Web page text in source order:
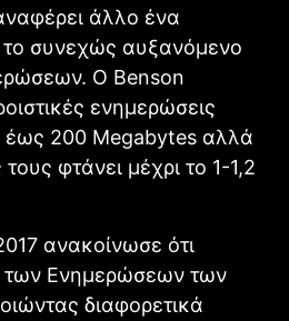
άλλο ένα
το συνεχώς αυξανόμενο
Ο Benson
ενημερώσεις
έως 200 Megabytes αλλά
φτάνει μέχρι το 1-1,2
ανακοίνωσε ότι
των Ενημερώσεων των
διαφορετικά